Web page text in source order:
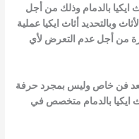
ايكيا بالدمام وذلك من أجل
وبالتحديد أثاث ايكيا عملية
من أجل عدم التعرض لأي
يعد فن خاص وليس بمجرد حرفة
ايكيا بالدمام متخصص في